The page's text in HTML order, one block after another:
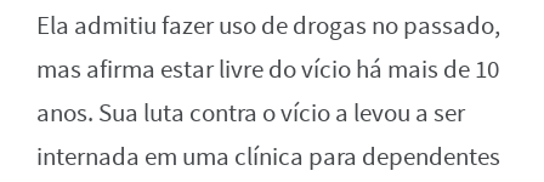
Ela admitiu fazer uso de drogas no passado,
mas afirma estar livre do vício há mais de 10
anos. Sua luta contra o vício a levou a ser
internada em uma clínica para dependentes